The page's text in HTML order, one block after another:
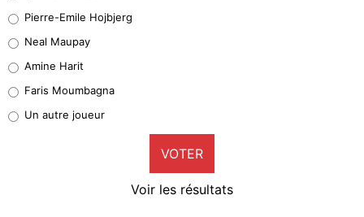
5%
1%
9%
Pierre-Emile Hojbjerg
Neal Maupay
Amine Harit
Faris Moumbagna
Un autre joueur
VOTER
Voir les résultats